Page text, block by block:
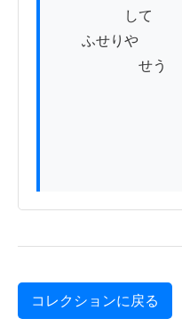
して
ふせりや
せう
コレクションに戻る